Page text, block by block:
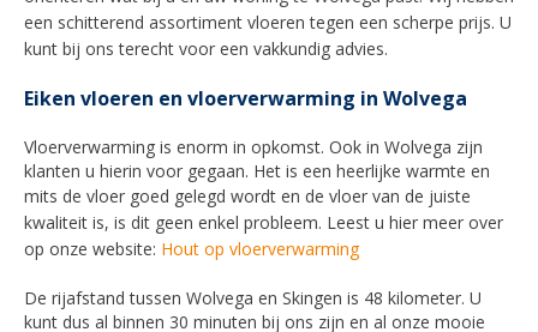
een schitterend assortiment vloeren tegen een scherpe prijs. U
kunt bij ons terecht voor een vakkundig advies.
Eiken vloeren en vloerverwarming in Wolvega
Vloerverwarming is enorm in opkomst. Ook in Wolvega zijn
klanten u hierin voor gegaan. Het is een heerlijke warmte en
mits de vloer goed gelegd wordt en de vloer van de juiste
kwaliteit is, is dit geen enkel probleem. Leest u hier meer over
op onze website: Hout op vloerverwarming
De rijafstand tussen Wolvega en Skingen is 48 kilometer. U
kunt dus al binnen 30 minuten bij ons zijn en al onze mooie